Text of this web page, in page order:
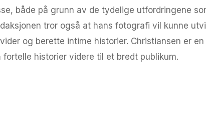
både på grunn av de tydelige utfordringene
tror også at hans fotografi vil kunne
og berette intime historier. Christiansen er
historier videre til et bredt publikum.